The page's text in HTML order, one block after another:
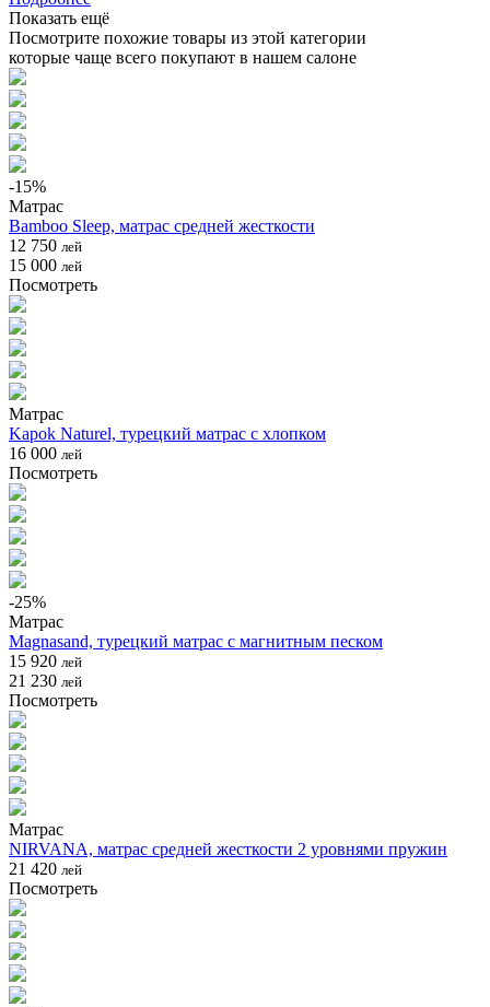
Показать ещё
Посмотрите похожие товары из этой категории
которые чаще всего покупают в нашем салоне
-15%
Матрас
Bamboo Sleep, матрас средней жесткости
12 750 лей
15 000 лей
Посмотреть
Матрас
Kapok Naturel, турецкий матрас с хлопком
16 000 лей
Посмотреть
-25%
Матрас
Magnasand, турецкий матрас с магнитным песком
15 920 лей
21 230 лей
Посмотреть
Матрас
NIRVANA, матрас средней жесткости 2 уровнями пружин
21 420 лей
Посмотреть